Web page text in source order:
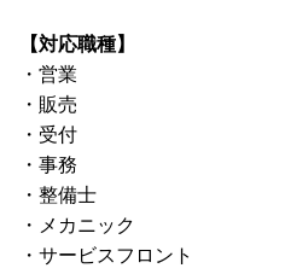
【対応職種】
・営業
・販売
・受付
・事務
・整備士
・メカニック
・サービスフロント